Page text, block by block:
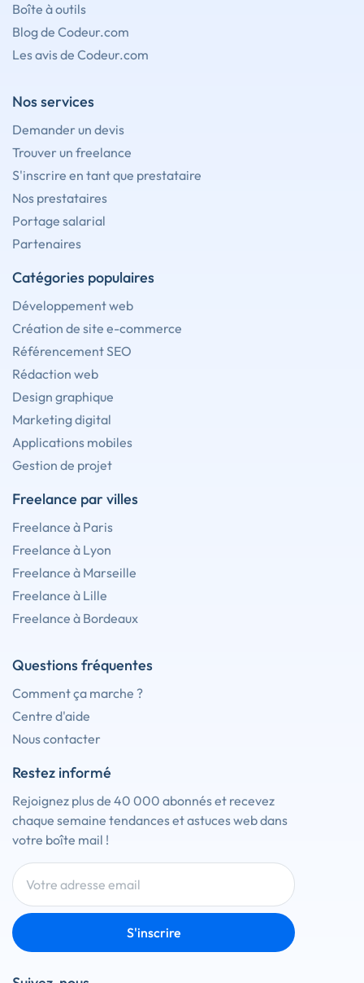
Boîte à outils
Blog de Codeur.com
Les avis de Codeur.com
Nos services
Demander un devis
Trouver un freelance
S'inscrire en tant que prestataire
Nos prestataires
Portage salarial
Partenaires
Catégories populaires
Développement web
Création de site e-commerce
Référencement SEO
Rédaction web
Design graphique
Marketing digital
Applications mobiles
Gestion de projet
Freelance par villes
Freelance à Paris
Freelance à Lyon
Freelance à Marseille
Freelance à Lille
Freelance à Bordeaux
Questions fréquentes
Comment ça marche ?
Centre d'aide
Nous contacter
Restez informé
Rejoignez plus de 40 000 abonnés et recevez
chaque semaine tendances et astuces web dans
votre boîte mail !
S'inscrire